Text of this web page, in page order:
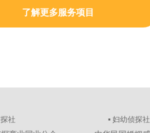
了解更多服务项目
社 ▪ 妇幼侦探社